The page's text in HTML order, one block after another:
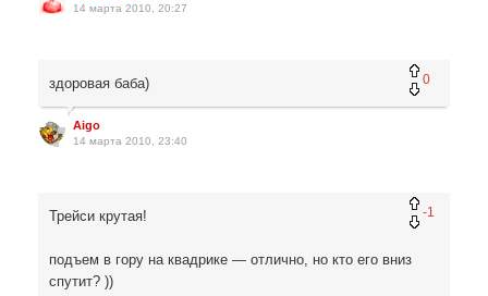
14 марта 2010, 20:27
0
здоровая баба)
Aigo
14 марта 2010, 23:40
-1
Трейси крутая!
подъем в гору на квадрике — отлично, но кто его вниз
спутит? ))